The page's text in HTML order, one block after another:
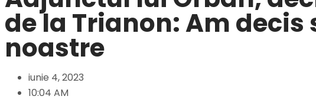
de la Trianon: Am
noastre
iunie 4, 2023
10:04 AM